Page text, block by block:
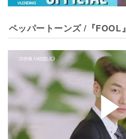
ペッパートーンズ /『FOOL』